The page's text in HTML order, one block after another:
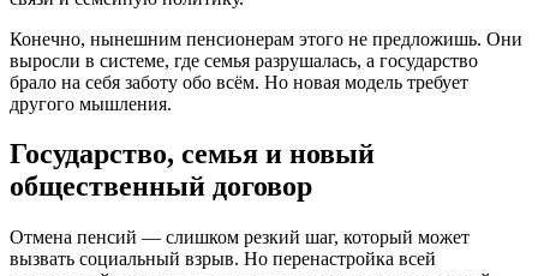
Конечно, нынешним пенсионерам этого не предложишь. Они
выросли в системе, где семья разрушалась, а государство
брало на себя заботу обо всём. Но новая модель требует
другого мышления.
Государство, семья и новый
общественный договор
Отмена пенсий — слишком резкий шаг, который может
вызвать социальный взрыв. Но перенастройка всей